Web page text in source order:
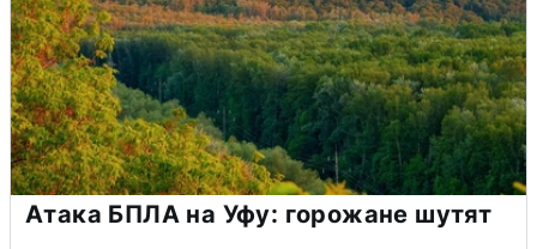
Атака БПЛА на Уфу: горожане шутят